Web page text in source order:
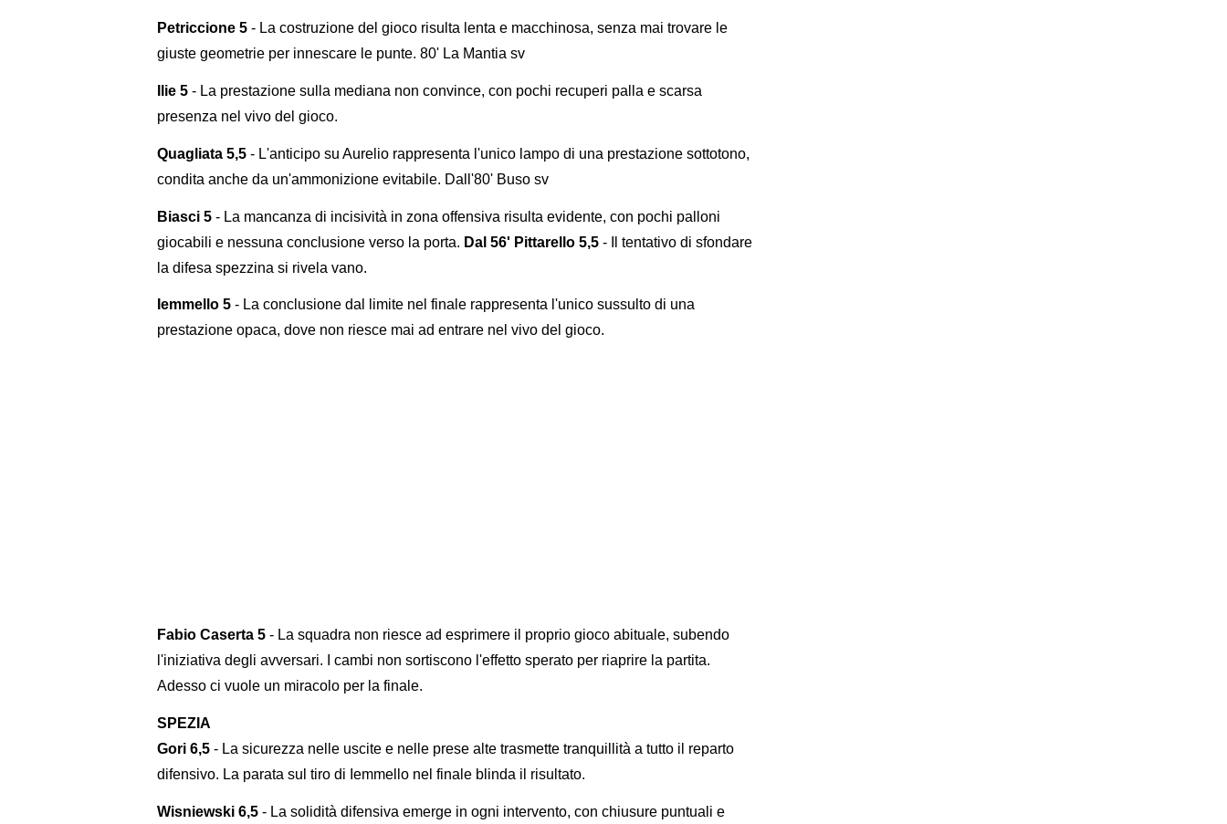
Petriccione 5 - La costruzione del gioco risulta lenta e macchinosa, senza mai trovare le
giuste geometrie per innescare le punte. 80' La Mantia sv
Ilie 5 - La prestazione sulla mediana non convince, con pochi recuperi palla e scarsa
presenza nel vivo del gioco.
Quagliata 5,5 - L'anticipo su Aurelio rappresenta l'unico lampo di una prestazione sottotono,
condita anche da un'ammonizione evitabile. Dall'80' Buso sv
Biasci 5 - La mancanza di incisività in zona offensiva risulta evidente, con pochi palloni
giocabili e nessuna conclusione verso la porta. Dal 56' Pittarello 5,5 - Il tentativo di sfondare
la difesa spezzina si rivela vano.
Iemmello 5 - La conclusione dal limite nel finale rappresenta l'unico sussulto di una
prestazione opaca, dove non riesce mai ad entrare nel vivo del gioco.
Fabio Caserta 5 - La squadra non riesce ad esprimere il proprio gioco abituale, subendo
l'iniziativa degli avversari. I cambi non sortiscono l'effetto sperato per riaprire la partita.
Adesso ci vuole un miracolo per la finale.
SPEZIA
Gori 6,5 - La sicurezza nelle uscite e nelle prese alte trasmette tranquillità a tutto il reparto
difensivo. La parata sul tiro di Iemmello nel finale blinda il risultato.
Wisniewski 6,5 - La solidità difensiva emerge in ogni intervento, con chiusure puntuali e